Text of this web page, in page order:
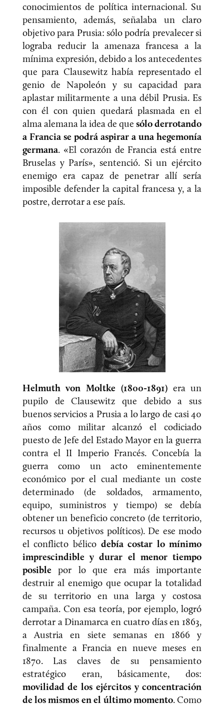
conocimientos de política internacional. Su
pensamiento, además, señalaba un claro
objetivo para Prusia: sólo podría prevalecer si
lograba reducir la amenaza francesa a la
mínima expresión, debido a los antecedentes
que para Clausewitz había representado el
genio de Napoleón y su capacidad para
aplastar militarmente a una débil Prusia. Es
con él con quien quedará plasmada en el
alma alemana la idea de quesólo derrotando
a Francia se podrá aspirar a una hegemonía
germana. «El corazón de Francia está entre
Bruselas y París», sentenció. Si un ejército
enemigo era capaz de penetrar allí sería
imposible defender la capital francesa y, a la
postre, derrotar a ese país.
Helmuth von Moltke (1800-1891) era un
pupilo de Clausewitz que debido a sus
buenos servicios a Prusia a lo largo de casi 40
años como militar alcanzó el codiciado
puesto de Jefe del Estado Mayor en la guerra
contra el II Imperio Francés. Concebía la
guerra como un acto eminentemente
económico por el cual mediante un coste
determinado (de soldados, armamento,
equipo, suministros y tiempo) se debía
obtener un beneficio concreto (de territorio,
recursos u objetivos políticos). De ese modo
el conflicto bélico debía costar lo mínimo
imprescindible y durar el menor tiempo
posible por lo que era más importante
destruir al enemigo que ocupar la totalidad
de su territorio en una larga y costosa
campaña. Con esa teoría, por ejemplo, logró
derrotar a Dinamarca en cuatro días en 1863,
a Austria en siete semanas en 1866 y
finalmente a Francia en nueve meses en
1870. Las claves de su pensamiento
estratégico eran, básicamente, dos:
movilidad de los ejércitos y concentración
de los mismos en el último momento. Como